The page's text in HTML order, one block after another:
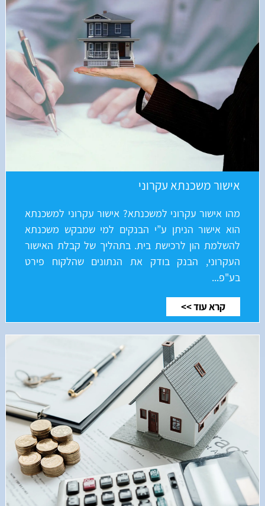
אישור משכנתא עקרוני
מהו אישור עקרוני למשכנתא? אישור עקרוני למשכנתא
הוא אישור הניתן ע”י הבנקים למי שמבקש משכנתא
להשלמת הון לרכישת בית. בתהליך של קבלת האישור
העקרוני, הבנק בודק את הנתונים שהלקוח פירט
בע"פ...
קרא עוד >>